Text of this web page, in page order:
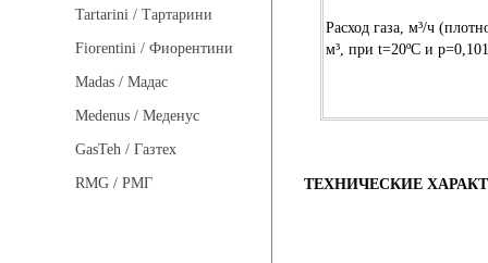
Tartarini / Тартарини
Fiorentini / Фиорентини
Madas / Мадас
Medenus / Меденус
GasTeh / Газтех
RMG / РМГ
Расход газа, м³/ч
м³, при t=20ºС и
ТЕХНИЧЕСКИЕ